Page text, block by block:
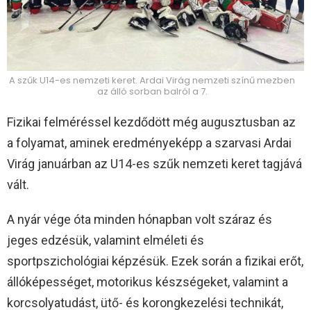
A szűk U14-es nemzeti keret. Ardai Virág nemzeti színű mezben
az álló sorban balról a 7.
Fizikai felméréssel kezdődött még augusztusban az
a folyamat, aminek eredményeképp a szarvasi Ardai
Virág januárban az U14-es szűk nemzeti keret tagjává
vált.
A nyár vége óta minden hónapban volt száraz és
jeges edzésük, valamint elméleti és
sportpszichológiai képzésük. Ezek során a fizikai erőt,
állóképességet, motorikus készségeket, valamint a
korcsolyatudást, ütő- és korongkezelési technikát,